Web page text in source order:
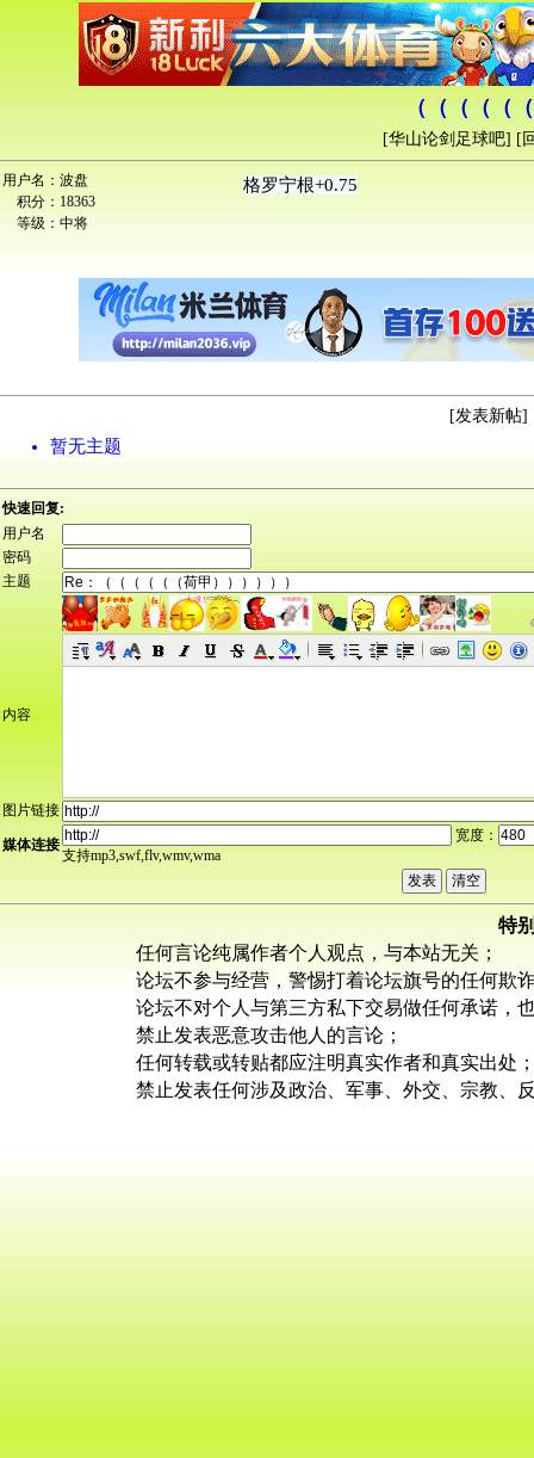
（（（（（
[华山论剑足球吧] [
用户名： 波盘
积分： 18363
等级： 中将
格罗宁根+0.75
[发表新帖]
暂无主题
快速回复:
用户名
密码
主题
内容
图片链接
媒体连接
宽度：
支持mp3,swf,flv,wmv,wma
特
任何言论纯属作者个人观点，与本站无关；
论坛不参与经营，警惕打着论坛旗号的任何欺
论坛不对个人与第三方私下交易做任何承诺，
禁止发表恶意攻击他人的言论；
任何转载或转贴都应注明真实作者和真实出处
禁止发表任何涉及政治、军事、外交、宗教、